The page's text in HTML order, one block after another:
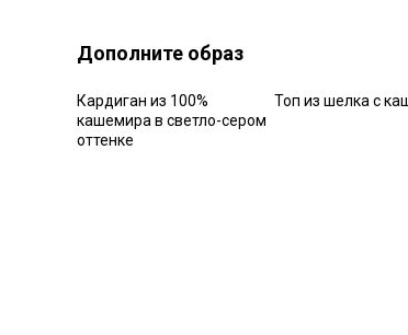
Дополните образ
Кардиган из 100%
кашемира в светло-сером
оттенке
Топ из шелка с